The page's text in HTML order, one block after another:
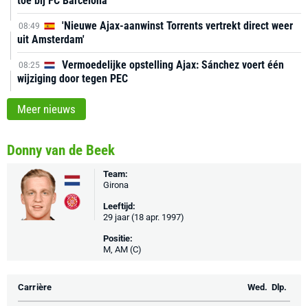
08:49
'Nieuwe Ajax-aanwinst Torrents vertrekt direct weer
uit Amsterdam'
08:25
Vermoedelijke opstelling Ajax: Sánchez voert één
wijziging door tegen PEC
Meer nieuws
Donny van de Beek
Team:
Girona
Leeftijd:
29 jaar (18 apr. 1997)
Positie:
M, AM (C)
Carrière Wed. Dlp.